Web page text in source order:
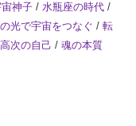
神子 /水瓶座の時代 /
光で宇宙をつなぐ /転
高次の自己 /魂の本質